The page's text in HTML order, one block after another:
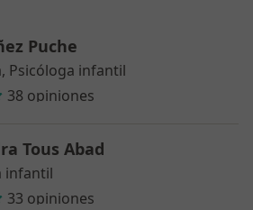
Puche
Psicóloga infantil
38 opiniones
Tous Abad
infantil
33 opiniones